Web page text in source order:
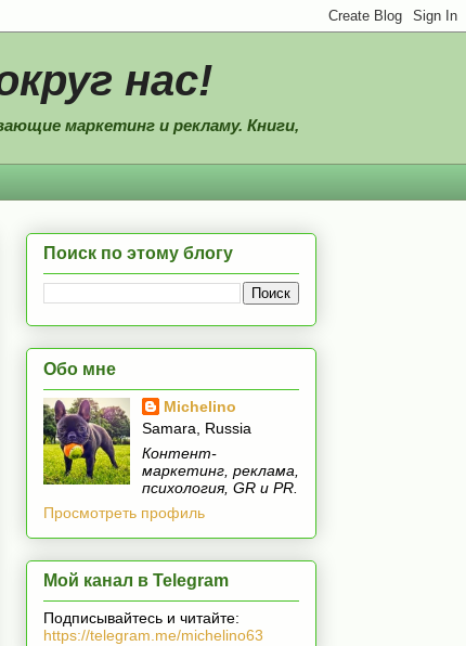
нас!
маркетинг и рекламу. Книги,
Поиск по этому блогу
Обо мне
Michelino
Samara, Russia
Контент-
маркетинг, реклама,
психология, GR и PR.
Просмотреть профиль
Мой канал в Telegram
Подписывайтесь и читайте:
https://telegram.me/michelino63